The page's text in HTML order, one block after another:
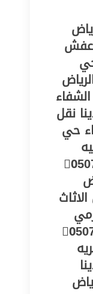
نقل عفش
حي
‏دينا نقل
حي
طش الاثاث
دينا